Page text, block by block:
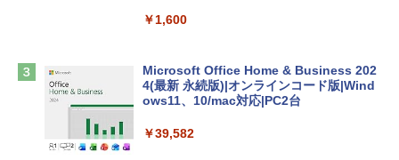
Apple 2026 MacBook Air M5チップ搭載
13インチノートブック：AIとApple Intell
スプレイ、16GBユニファイドメモリ、1
￥1,600
Microsoft Office Home & Business 202
4(最新 永続版)|オンラインコード版|Wind
ows11、10/mac対応|PC2台
￥39,582